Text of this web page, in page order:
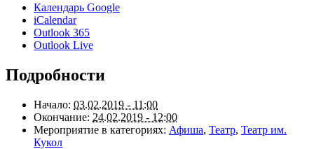
Календарь Google
iCalendar
Outlook 365
Outlook Live
Подробности
Начало: 03.02.2019 - 11:00
Окончание: 24.02.2019 - 12:00
Мероприятие в категориях: Афиша, Театр, Театр им.
Кукол